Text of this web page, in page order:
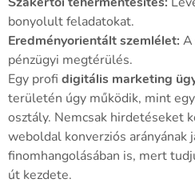
bonyolult feladatokat.
Eredményorientált szemlélet: A
pénzügyi megtérülés.
Egy profi digitális marketing
területén úgy működik, mint
osztály. Nemcsak hirdetéseket
weboldal konverziós arányának
finomhangolásában is, mert
út kezdete.